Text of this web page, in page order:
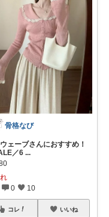
骨格なび
ェーブさんにおすすめ！
／6 ...
0 10
コレ いいね